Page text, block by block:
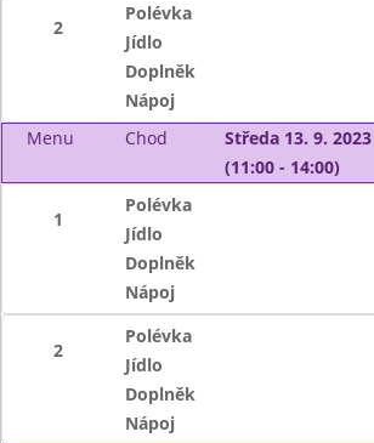
2
Polévka
Jídlo
Doplněk
Nápoj
Menu
Chod
Středa 13. 9. 2023
(11:00 - 14:00)
1
Polévka
Jídlo
Doplněk
Nápoj
2
Polévka
Jídlo
Doplněk
Nápoj